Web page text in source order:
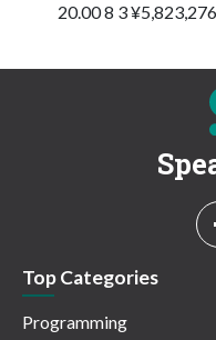
20.00 8 3
Top Categories
Programming